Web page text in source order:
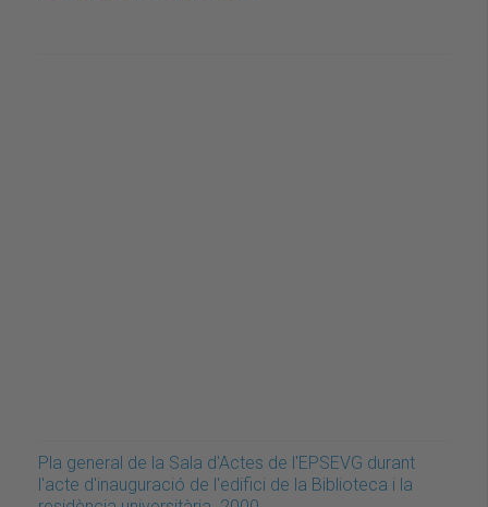
Pla general de la Sala d'Actes de l'EPSEVG durant
l'acte d'inauguració de l'edifici de la Biblioteca i la